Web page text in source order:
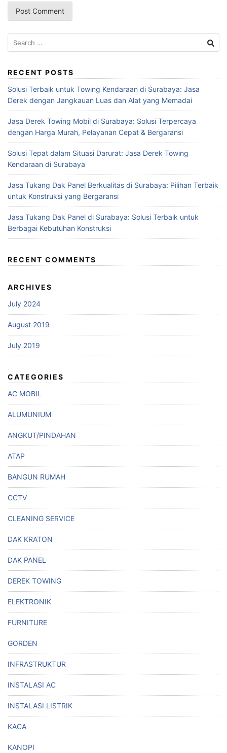
Search
for:
RECENT POSTS
Solusi Terbaik untuk Towing Kendaraan di Surabaya: Jasa
Derek dengan Jangkauan Luas dan Alat yang Memadai
Jasa Derek Towing Mobil di Surabaya: Solusi Terpercaya
dengan Harga Murah, Pelayanan Cepat & Bergaransi
Solusi Tepat dalam Situasi Darurat: Jasa Derek Towing
Kendaraan di Surabaya
Jasa Tukang Dak Panel Berkualitas di Surabaya: Pilihan Terbaik
untuk Konstruksi yang Bergaransi
Jasa Tukang Dak Panel di Surabaya: Solusi Terbaik untuk
Berbagai Kebutuhan Konstruksi
RECENT COMMENTS
ARCHIVES
July 2024
August 2019
July 2019
CATEGORIES
AC MOBIL
ALUMUNIUM
ANGKUT/PINDAHAN
ATAP
BANGUN RUMAH
CCTV
CLEANING SERVICE
DAK KRATON
DAK PANEL
DEREK TOWING
ELEKTRONIK
FURNITURE
GORDEN
INFRASTRUKTUR
INSTALASI AC
INSTALASI LISTRIK
KACA
KANOPI